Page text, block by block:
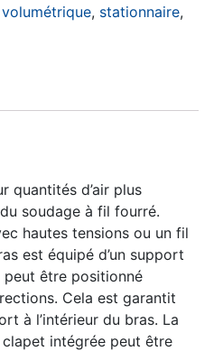
, stationnaire,
quantités d’air plus
soudage à fil fourré.
hautes tensions ou un fil
est équipé d’un support
peut être positionné
Cela est garantit
à l’intérieur du bras. La
intégrée peut être